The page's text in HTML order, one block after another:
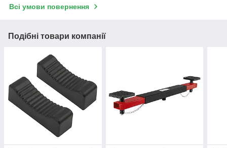
Всі умови повернення
Подібні товари компанії